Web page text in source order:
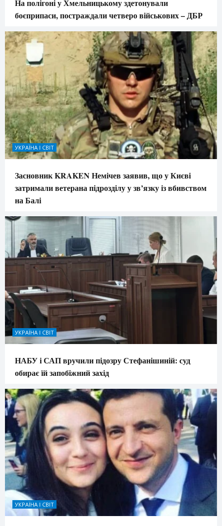
На полігоні у Хмельницькому здетонували
боєприпаси, постраждали четверо військових – ДБР
УКРАЇНА І СВІТ
Засновник KRAKEN Немічев заявив, що у Києві
затримали ветерана підрозділу у зв’язку із вбивством
на Балі
УКРАЇНА І СВІТ
НАБУ і САП вручили підозру Стефанішиній: суд
обирає їй запобіжний захід
УКРАЇНА І СВІТ